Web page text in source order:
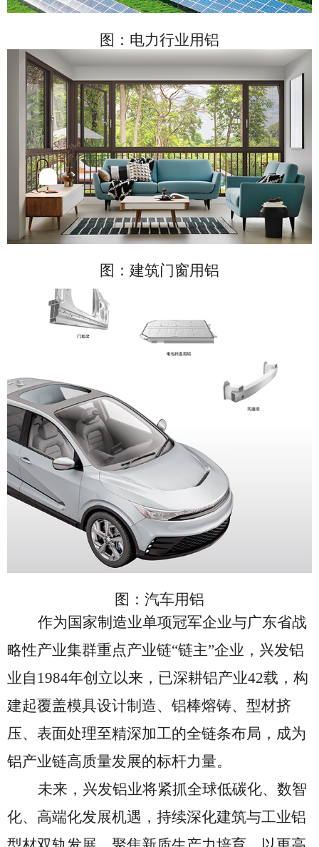
图： 电力行业用铝
图：建筑门窗用铝
图：汽车用铝
作为国家制造业单项冠军企业与广东省战
略性产业集群重点产业链“链主”企业，兴发铝
业自1984年创立以来，已深耕铝产业42载，构
建起覆盖模具设计制造、铝棒熔铸、型材挤
压、表面处理至精深加工的全链条布局，成为
铝产业链高质量发展的标杆力量。
未来，兴发铝业将紧抓全球低碳化、 数智
化、高端化发展机遇，持续深化建筑与工业铝